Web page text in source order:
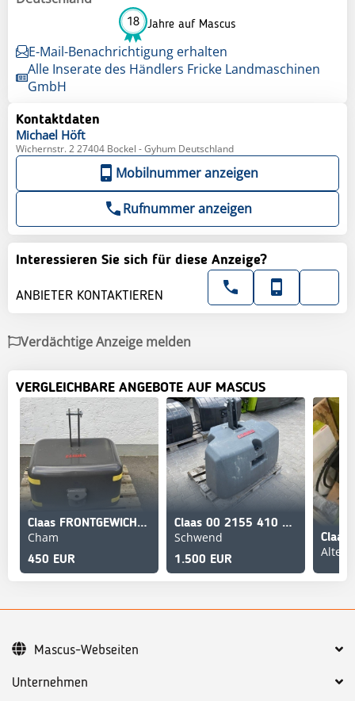
18 Jahre auf Mascus
E-Mail-Benachrichtigung erhalten
Alle Inserate des Händlers Fricke Landmaschinen
GmbH
Kontaktdaten
Michael Höft
Wichernstr. 2 27404 Bockel - Gyhum Deutschland
Mobilnummer anzeigen
Rufnummer anzeigen
Interessieren Sie sich für diese Anzeige?
ANBIETER KONTAKTIEREN
Verdächtige Anzeige melden
VERGLEICHBARE ANGEBOTE AUF MASCUS
Claas FRONTGEWICHT TOP-LINE 450kg
Cham
450 EUR
Claas 00 2155 410 1\Zusatzgewicht Magnetit 1.600kg
Schwend
1.500 EUR
Unternehmen
Mascus-Webseiten